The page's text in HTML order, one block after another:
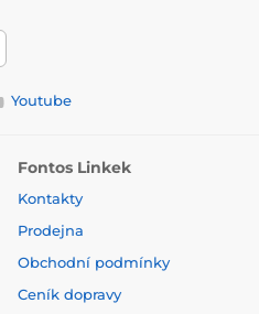
Youtube
Fontos Linkek
Kontakty
Prodejna
Obchodní podmínky
Ceník dopravy